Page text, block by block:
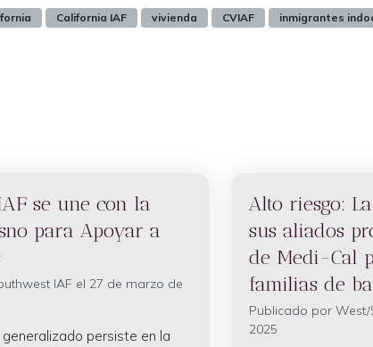
California IAF vivienda CVIAF inmigrantes
se une con la
para Apoyar a
IAF el 27 de marzo de
persiste en la
Alto riesgo:
sus aliados
de Medi-Cal
familias de
Publicado por West/
2025